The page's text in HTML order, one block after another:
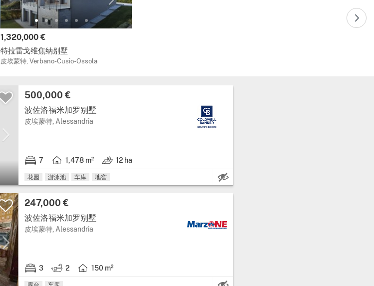
价格:
1,320,000 €
特拉雷戈维焦纳别墅
皮埃蒙特, Verbano-Cusio-Ossola
价格:
500,000 €
波佐洛福米加罗别墅
皮埃蒙特, Alessandria
7
7 卧室. 1,478 m²
房屋面积: 1,478 平方米.12 ha
土地: 12 ha.
花园 游泳池 车库 地窖
价格:
247,000 €
波佐洛福米加罗别墅
皮埃蒙特, Alessandria 大区: 皮埃蒙特, 省: Alessandria.
3
3 卧室. 2
2 浴室. 150 m²
房屋面积: 150 平方米.